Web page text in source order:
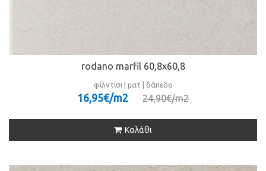
rodano marfil 60,8x60,8
φίλντισι | ματ | δάπεδο
16,95€/m2 24,90€/m2
Καλάθι